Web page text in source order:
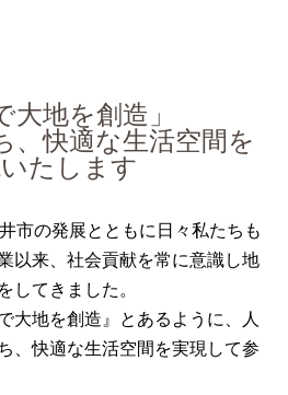
大地を創造」
、快適な生活空間を
たします
市の発展とともに日々私たちも
以来、社会貢献を常に意識し地
してきました。
大地を創造』とあるように、人
、快適な生活空間を実現して参